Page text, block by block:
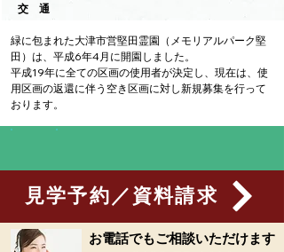
交 通
緑に包まれた大津市営堅田霊園（メモリアルパーク堅
田）は、平成6年4月に開園しました。
平成19年に全ての区画の使用者が決定し、現在は、使
用区画の返還に伴う空き区画に対し新規募集を行って
おります。
見学予約／資料請求
お電話でもご相談いただけます